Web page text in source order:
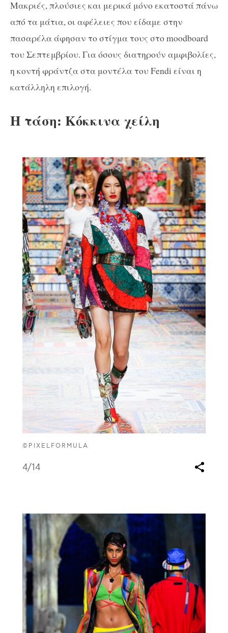
Mακριές, πλούσιες και μερικά μόνο εκατοστά πάνω
από τα μάτια, οι αφέλειες που είδαμε στην
πασαρέλα άφησαν το στίγμα τους στο moodboard
του Σεπτεμβρίου. Για όσους διατηρούν αμφιβολίες,
η κοντή φράντζα στα μοντέλα του Fendi είναι η
κατάλληλη επιλογή.
Η τάση: Κόκκινα χείλη
©PIXELFORMULA
4/14